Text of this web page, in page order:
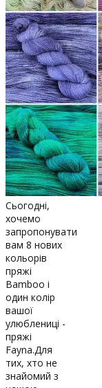
Сьогодні,
хочемо
запропонувати
вам 8 нових
кольорів
пряжі
Bamboo і
один колір
вашої
улюблениці -
пряжі
Fayna.Для
тих, хто не
знайомий з